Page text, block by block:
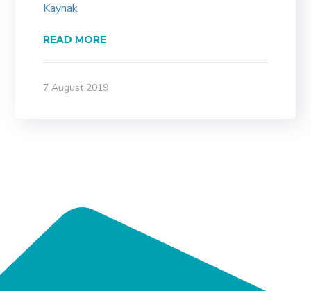
Kaynak
READ MORE
7 August 2019